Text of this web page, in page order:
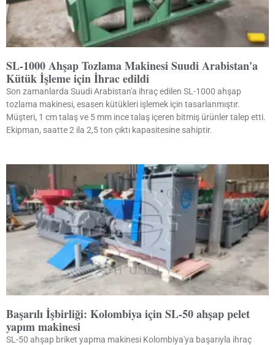
SL-1000 Ahşap Tozlama Makinesi Suudi Arabistan'a
Kütük İşleme için İhrac edildi
Son zamanlarda Suudi Arabistan'a ihraç edilen SL-1000 ahşap
tozlama makinesi, esasen kütükleri işlemek için tasarlanmıştır.
Müşteri, 1 cm talaş ve 5 mm ince talaş içeren bitmiş ürünler talep etti.
Ekipman, saatte 2 ila 2,5 ton çıktı kapasitesine sahiptir.
Başarılı İşbirliği: Kolombiya için SL-50 ahşap pelet
yapım makinesi
SL-50 ahşap briket yapma makinesi Kolombiya'ya başarıyla ihraç